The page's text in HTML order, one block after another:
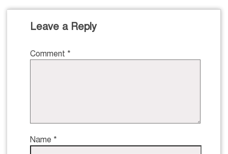
Leave a Reply
Comment *
Name *